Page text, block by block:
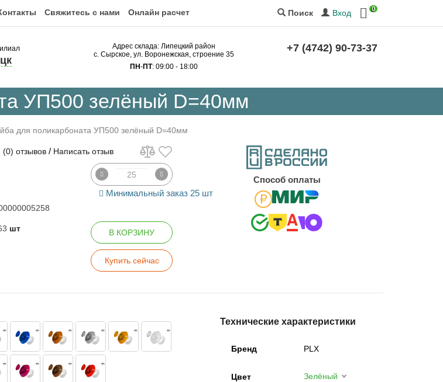
Свяжитесь с нами Онлайн расчет Поиск Вход 0
Адрес склада: Липецкий район
с. Сырское, ул. Воронежская, строение 35
ПН-ПТ: 09:00 - 18:00
+7 (4742) 90-73-37
УП500 зелёный D=40мм
для поликарбоната УП500 зелёный D=40мм
(0) отзывов / Написать отзыв
шт
Минимальный заказ 25 шт
В КОРЗИНУ
Купить сейчас
Cпособ оплаты
Технические характеристики
Бренд PLX
Цвет Зелёный